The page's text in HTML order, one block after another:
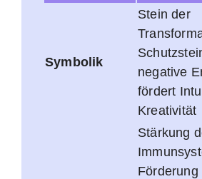
Symbolik
Stein der
negative
fördert
Kreativität
Stärkung
Förderung